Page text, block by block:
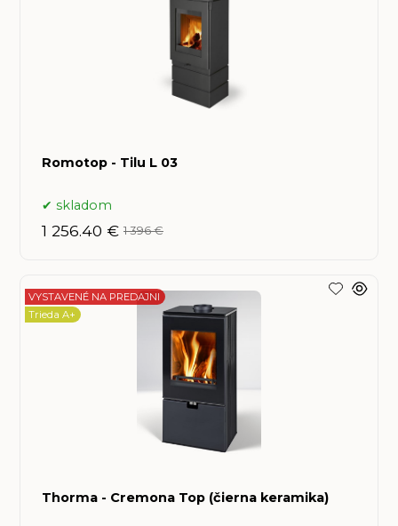
Romotop - Tilu L 03
skladom
1 256.40 € 1 396 €
Thorma - Cremona Top (čierna keramika)
VYSTAVENÉ NA PREDAJNI
Trieda A+